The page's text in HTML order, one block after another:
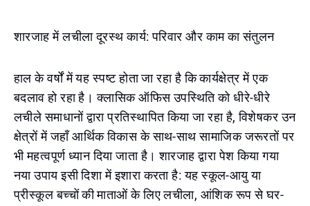
शारजाह में लचीला दूरस्थ कार्य: परिवार और काम का संतुलन
हाल के वर्षों में यह स्पष्ट होता जा रहा है कि कार्यक्षेत्र में एक
बदलाव हो रहा है। क्लासिक ऑफिस उपस्थिति को धीरे-धीरे
लचीले समाधानों द्वारा प्रतिस्थापित किया जा रहा है, विशेषकर उन
क्षेत्रों में जहाँ आर्थिक विकास के साथ-साथ सामाजिक जरूरतों पर
भी महत्वपूर्ण ध्यान दिया जाता है। शारजाह द्वारा पेश किया गया
नया उपाय इसी दिशा में इशारा करता है: यह स्कूल-आयु या
प्रीस्कूल बच्चों की माताओं के लिए लचीला, आंशिक रूप से घर-